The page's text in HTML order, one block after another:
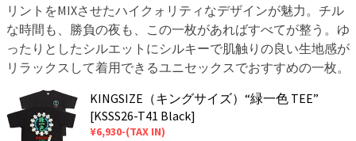
リントをMIXさせたハイクォリティなデザインが魅力。チル
な時間も、勝負の夜も、この一枚があればすべてが整う。ゆ
ったりとしたシルエットにシルキーで肌触りの良い生地感が
リラックスして着用できるユニセックスでおすすめの一枚。
KINGSIZE（キングサイズ）“緑一色 TEE”
[KSSS26-T41 Black]
¥6,930-(TAX IN)